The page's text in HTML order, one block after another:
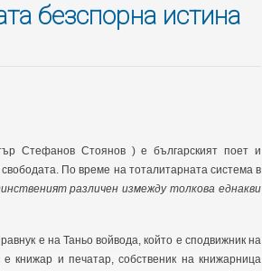
безспорна истина
Стефанов Стоянов ) е българският поет и
По време на тоталитарната система в
различен измежду толкова еднакви
е на Таньо войвода, който е сподвижник на
и печатар, собственик на книжарница